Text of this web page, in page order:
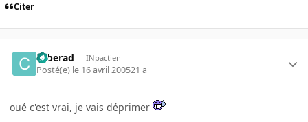
Citer
cyberad INpactien
Posté(e) le 16 avril 200521 a
oué c'est vrai, je vais déprimer